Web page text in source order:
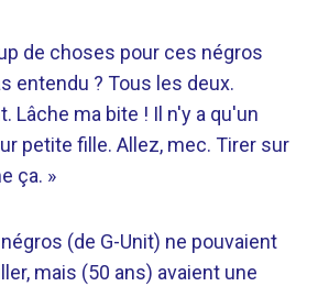
de choses pour ces négros
entendu ? Tous les deux.
Lâche ma bite ! Il n'y a qu'un
petite fille. Allez, mec. Tirer sur
ça. »
(de G-Unit) ne pouvaient
mais (50 ans) avaient une